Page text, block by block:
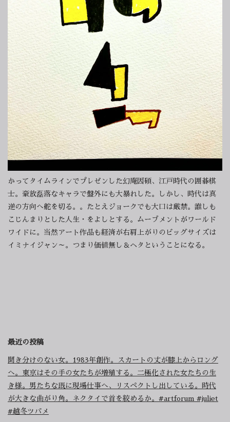
かってタイムラインでプレゼンした幻庵因碩、江戸時代の囲碁棋
士。豪放磊落なキャラで盤外にも大暴れした。しかし、時代は真
逆の方向へ舵を切る。。たとえジョークでも大口は厳禁。誰しも
こじんまりとした人生・をよしとする。ムーブメントがワールド
ワイドに。当然アート作品も経済が右肩上がりのビッグサイズは
イミナイジャン～。つまり価値無し＆ヘタということになる。
最近の投稿
聞き分けのない女。1983年創作。スカートの丈が膝上からロング
へ。東京はその手の女たちが増殖する。二極化された女たちの生
き様。男たちな既に現場仕事へ、リスペクトし出している。時代
が大きな曲がり角。ネクタイで首を絞めるか。#artforum #juliet
#越冬ツバメ